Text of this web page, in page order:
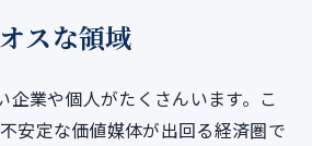
スな領域
企業や個人がたくさんいます。こ
安定な価値媒体が出回る経済圏で